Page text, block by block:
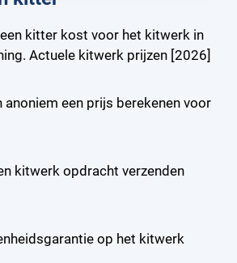
kitter kost voor het kitwerk in
Actuele kitwerk prijzen [2026]
anoniem een prijs berekenen voor
kitwerk opdracht verzenden
op het kitwerk